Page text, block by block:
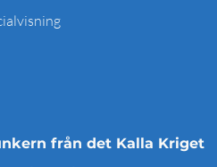
från det Kalla Kriget